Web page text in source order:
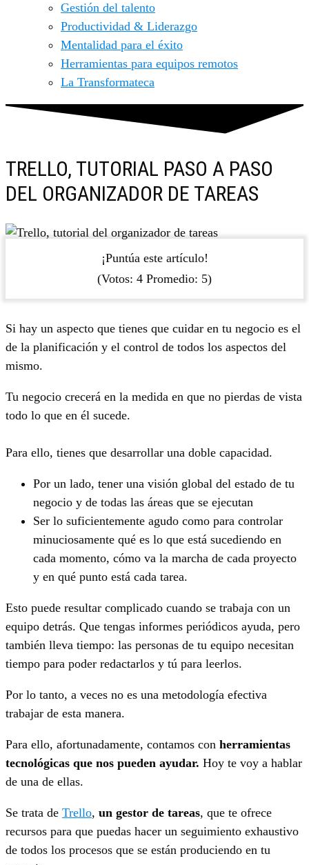
Gestión del talento
Productividad & Liderazgo
Mentalidad para el éxito
Herramientas para equipos remotos
La Transformateca
TRELLO, TUTORIAL PASO A PASO
DEL ORGANIZADOR DE TAREAS
¡Puntúa este artículo!
(Votos: 4 Promedio: 5)
Si hay un aspecto que tienes que cuidar en tu negocio es el
de la planificación y el control de todos los aspectos del
mismo.
Tu negocio crecerá en la medida en que no pierdas de vista
todo lo que en él sucede.
Para ello, tienes que desarrollar una doble capacidad.
Por un lado, tener una visión global del estado de tu
negocio y de todas las áreas que se ejecutan
Ser lo suficientemente agudo como para controlar
minuciosamente qué es lo que está sucediendo en
cada momento, cómo va la marcha de cada proyecto
y en qué punto está cada tarea.
Esto puede resultar complicado cuando se trabaja con un
equipo detrás. Que tengas informes periódicos ayuda, pero
también lleva tiempo: las personas de tu equipo necesitan
tiempo para poder redactarlos y tú para leerlos.
Por lo tanto, a veces no es una metodología efectiva
trabajar de esta manera.
Para ello, afortunadamente, contamos con herramientas
tecnológicas que nos pueden ayudar. Hoy te voy a hablar
de una de ellas.
Se trata de Trello, un gestor de tareas, que te ofrece
recursos para que puedas hacer un seguimiento exhaustivo
de todos los procesos que se están produciendo en tu